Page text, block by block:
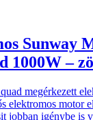
Sunway
1000W –
megérkezett
elektromos motor
jobban igénybe is